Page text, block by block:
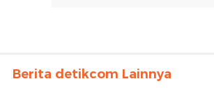
Berita detikcom Lainnya